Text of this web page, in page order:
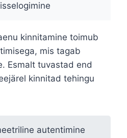
kinnitamine toimub
mis tagab
Esmalt tuvastad end
kinnitad tehingu
autentimine